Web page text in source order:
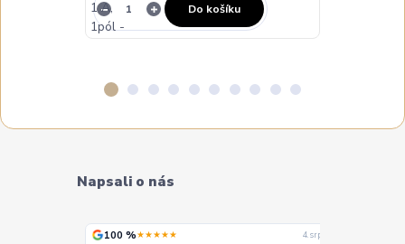
Do košíku
Napsali o nás
100 %★★★★★ 4. srpna